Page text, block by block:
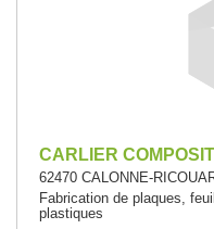
CARLIER
62470 CALONNE-
Fabrication de plaques,
plastiques